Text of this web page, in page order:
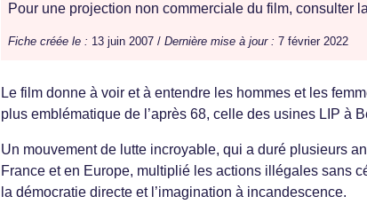
Pour une projection non commerciale du film, consulter
Fiche créée le : 13 juin 2007 / Dernière mise à jour : 7 février 2022
Le film donne à voir et à entendre les hommes et les
plus emblématique de l’après 68, celle des usines LIP à
Un mouvement de lutte incroyable, qui a duré plusieurs
France et en Europe, multiplié les actions illégales sans
la démocratie directe et l’imagination à incandescence.